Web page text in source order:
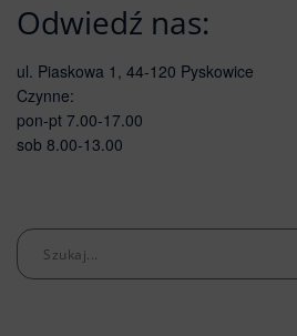
Odwiedź nas:
ul. Piaskowa 1, 44-120 Pyskowice
Czynne:
pon-pt 7.00-17.00
sob 8.00-13.00